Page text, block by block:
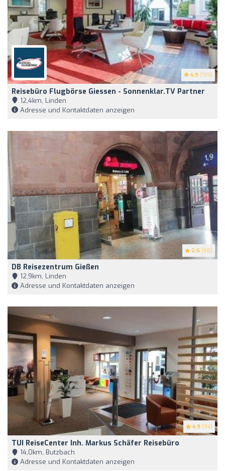
4.9 (139)
Reisebüro Flugbörse Giessen - Sonnenklar.TV Partner
12,4km, Linden
Adresse und Kontaktdaten anzeigen
2.6 (66)
DB Reisezentrum Gießen
12,9km, Linden
Adresse und Kontaktdaten anzeigen
4.9 (94)
TUI ReiseCenter Inh. Markus Schäfer Reisebüro
14,0km, Butzbach
Adresse und Kontaktdaten anzeigen